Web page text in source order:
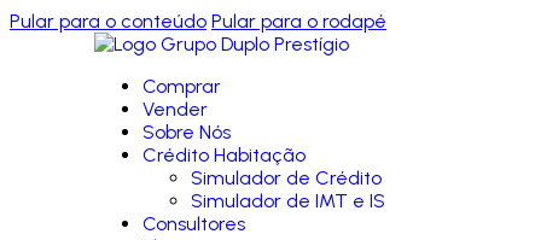
Pular para o conteúdo Pular para o rodapé
Comprar
Vender
Sobre Nós
Crédito Habitação
Simulador de Crédito
Simulador de IMT e IS
Consultores